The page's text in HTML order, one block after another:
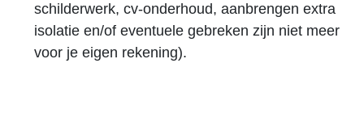
schilderwerk, cv-onderhoud, aanbrengen extra
isolatie en/of eventuele gebreken zijn niet meer
voor je eigen rekening).